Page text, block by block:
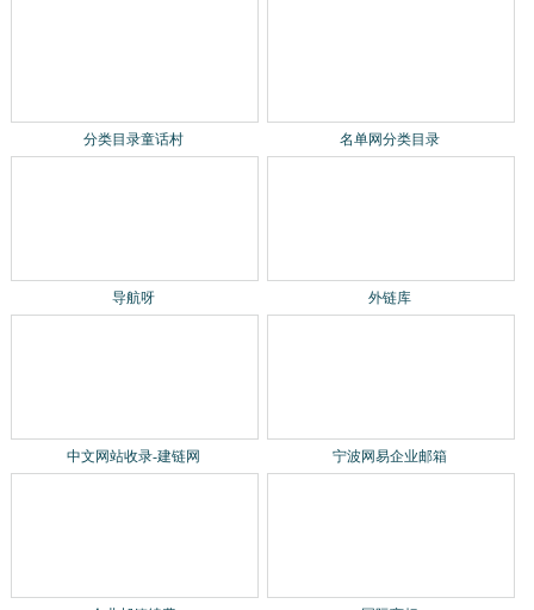
分类目录童话村 名单网分类目录
导航呀 外链库
中文网站收录-建链网 宁波网易企业邮箱